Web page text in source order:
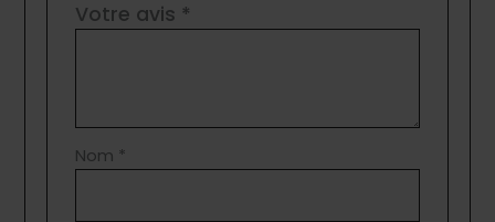
Votre avis *
Nom *